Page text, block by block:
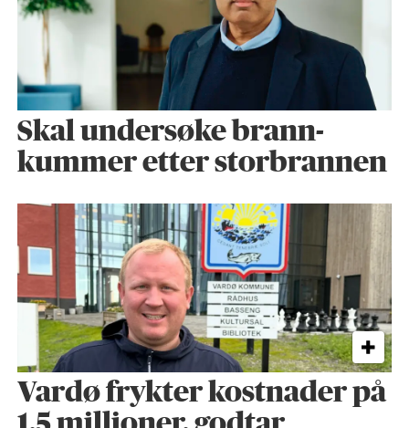
Skal undersøke brann­
kummer etter storbrannen
Vardø frykter kostnader på